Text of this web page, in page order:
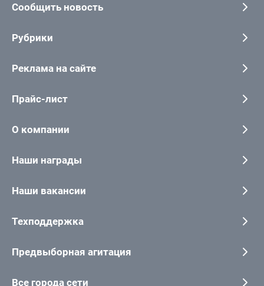
Сообщить новость
Рубрики
Реклама на сайте
Прайс-лист
О компании
Наши награды
Наши вакансии
Техподдержка
Предвыборная агитация
Все города сети